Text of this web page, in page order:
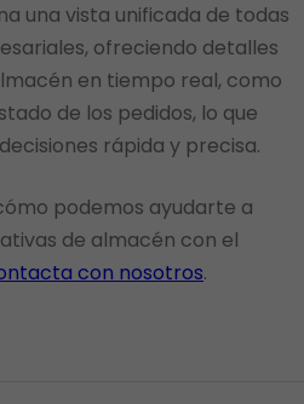
una vista unificada de todas
ofreciendo detalles
en tiempo real, como
de los pedidos, lo que
rápida y precisa.
podemos ayudarte a
de almacén con el
con nosotros.